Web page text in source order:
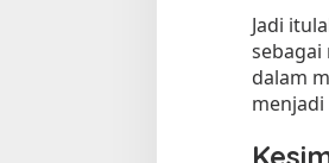
Jadi
sebagai
dalam